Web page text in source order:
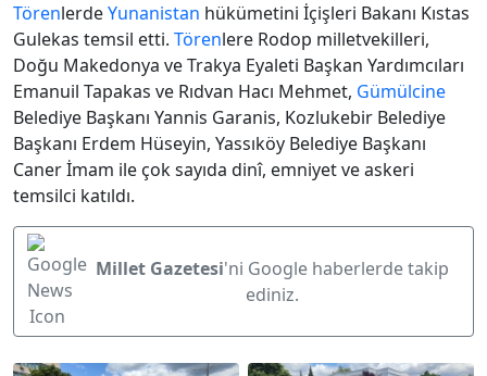
TörenlerdeYunanistan hükümetini İçişleri Bakanı Kıstas
Gulekas temsil etti. Törenlere Rodop milletvekilleri,
Doğu Makedonya ve Trakya Eyaleti Başkan Yardımcıları
Emanuil Tapakas ve Rıdvan Hacı Mehmet, Gümülcine
Belediye Başkanı Yannis Garanis, Kozlukebir Belediye
Başkanı Erdem Hüseyin, Yassıköy Belediye Başkanı
Caner İmam ile çok sayıda dinî, emniyet ve askeri
temsilci katıldı.
Millet Gazetesi'ni Google haberlerde takip
ediniz.